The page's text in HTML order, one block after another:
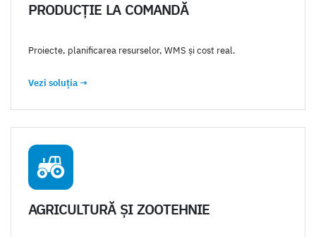
PRODUCȚIE LA COMANDĂ
Proiecte, planificarea resurselor, WMS și cost real.
Vezi soluția →
AGRICULTURĂ ȘI ZOOTEHNIE